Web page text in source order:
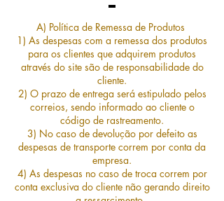
A) Política de Remessa de Produtos
1) As despesas com a remessa dos produtos
para os clientes que adquirem produtos
através do site são de responsabilidade do
cliente.
2) O prazo de entrega será estipulado pelos
correios, sendo informado ao cliente o
código de rastreamento.
3) No caso de devolução por defeito as
despesas de transporte correm por conta da
empresa.
4) As despesas no caso de troca correm por
conta exclusiva do cliente não gerando direito